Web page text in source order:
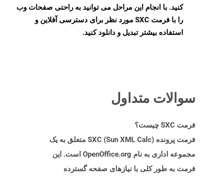
کنید. با انجام این مراحل می توانید به راحتی صفحات وب
را با فرمت SXC مورد نظر برای دسترسی آفلاین و
استفاده بیشتر تبدیل و دانلود کنید.
سوالات متداول
فرمت SXC چیست؟
فرمت پرونده SXC (Sun XML Calc) متعلق به یک
مجموعه اداری به نام OpenOffice.org است. این
فرمت به طور کلی با نیازهای صفحه گسترده